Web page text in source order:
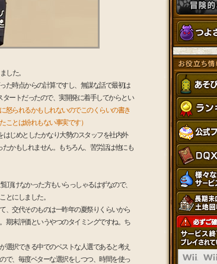
した。
た時点からの計算ですし、無謀な話で最初は
ートだったので、実開発に着手してからとい
怒られるかもしれないのでこのくらいの書き
とは紛れもない事実です）
じめとしたかなり大勢のスタッフを社内外
かもしれません。もちろん、苦労話は他にも
頂けなかった方もいらっしゃるはずなので、
とにしました。
、交代そのものは一昨年の夏祭りくらいから
期末評価というやつのタイミングですね。ち
選択できる中でのベストな人選であると考え
で、毎度ベターな選択をしつつ、時間を使っ